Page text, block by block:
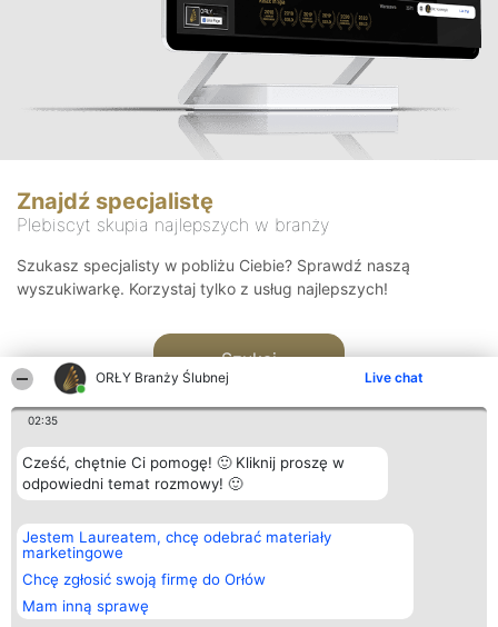
ORŁY Branży Ślubnej Live chat
02:35
Cześć, chętnie Ci pomogę! 🙂 Kliknij proszę w
odpowiedni temat rozmowy! 🙂
Jestem Laureatem, chcę odebrać materiały
marketingowe
Chcę zgłosić swoją firmę do Orłów
Mam inną sprawę
Znajdź specjalistę
Plebiscyt skupia najlepszych w branży
Szukasz specjalisty w pobliżu Ciebie? Sprawdź naszą
wyszukiwarkę. Korzystaj tylko z usług najlepszych!
Szukaj
Organizator plebiscytu
Bright Side Solutions sp. z o.
o. sp. k.
ul. Ruska 22
Wrocław 50-079
KRS 0000749100 | Regon
381313360 | NIP 8943132676
Plebiscyt
Laureaci
wszystkich
Laureatów
Regulamin
Kontakt
Kontakt